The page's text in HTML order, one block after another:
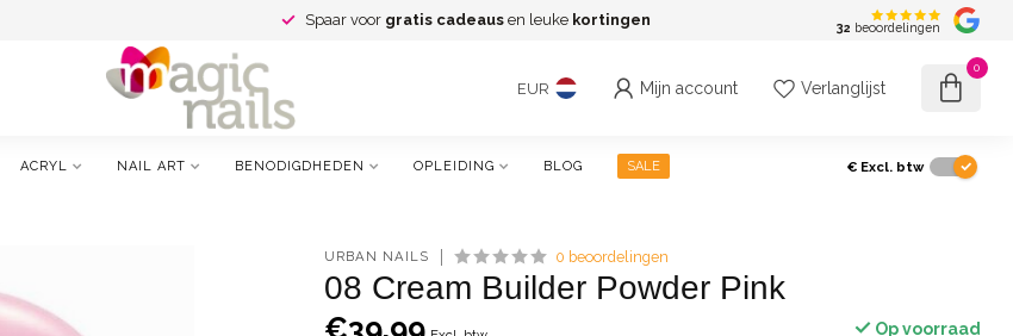
Spaar voor gratis cadeaus en leuke kortingen 32 beoordelingen
EUR Mijn account Verlanglijst
0
ACRYL NAIL ART BENODIGDHEDEN OPLEIDING BLOG SALE € Excl. btw
URBAN NAILS 0 beoordelingen
08 Cream Builder Powder Pink
€39,99 Op voorraad